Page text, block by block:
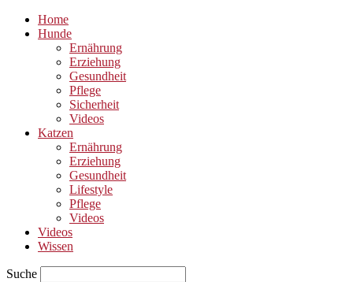
Home
Hunde
Ernährung
Erziehung
Gesundheit
Pflege
Sicherheit
Videos
Katzen
Ernährung
Erziehung
Gesundheit
Lifestyle
Pflege
Videos
Videos
Wissen
Suche